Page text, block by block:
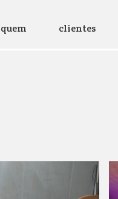
quem clientes